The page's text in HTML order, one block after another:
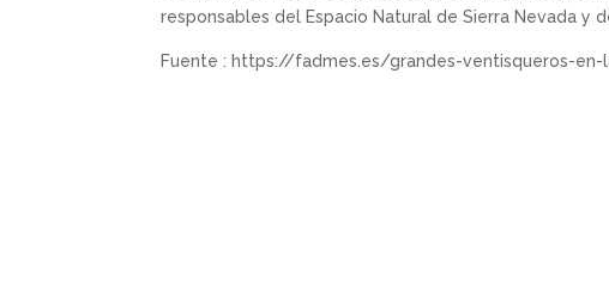
responsables del Espacio Natural de Sierra Nevada y
Fuente : https://fadmes.es/grandes-ventisqueros-